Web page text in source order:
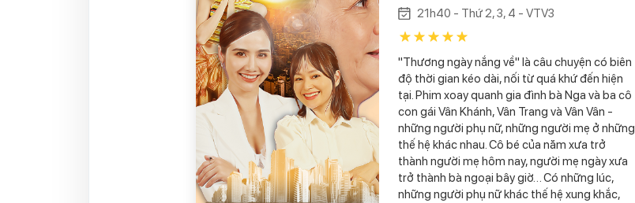
21h40 - Thứ 2, 3, 4 - VTV3
"Thương ngày nắng về" là câu chuyện có biên
độ thời gian kéo dài, nối từ quá khứ đến hiện
tại. Phim xoay quanh gia đình bà Nga và ba cô
con gái Vân Khánh, Vân Trang và Vân Vân -
những người phụ nữ, những người mẹ ở những
thế hệ khác nhau. Cô bé của năm xưa trở
thành người mẹ hôm nay, người mẹ ngày xưa
trở thành bà ngoại bây giờ… Có những lúc,
những người phụ nữ khác thế hệ xung khắc,